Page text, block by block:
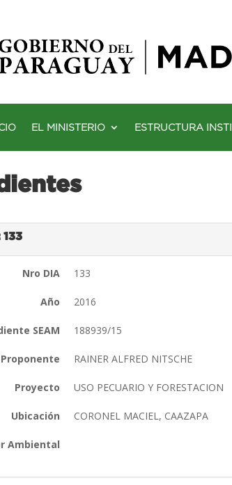
EL MINISTERIO ESTRUCTURA
Nro DIA 133
Año 2016
SEAM 188939/15
Proponente RAINER ALFRED NITSCHE
Proyecto USO PECUARIO Y FORESTACION
Ubicación CORONEL MACIEL, CAAZAPA
Ambiental